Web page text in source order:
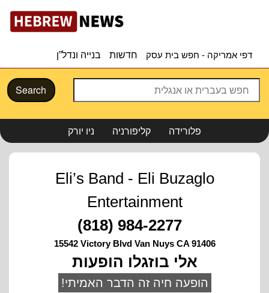
דפי אמריקה - חפש בית עסק חדשות בנייה ונדל”ן
Search
ניו יורק קליפורניה פלורידה
Eli’s Band - Eli Buzaglo
Entertainment
(818) 984-2277
15542 Victory Blvd Van Nuys CA 91406
אלי בוזגלו הופעות
!הופעה חיה זה הדבר האמיתי